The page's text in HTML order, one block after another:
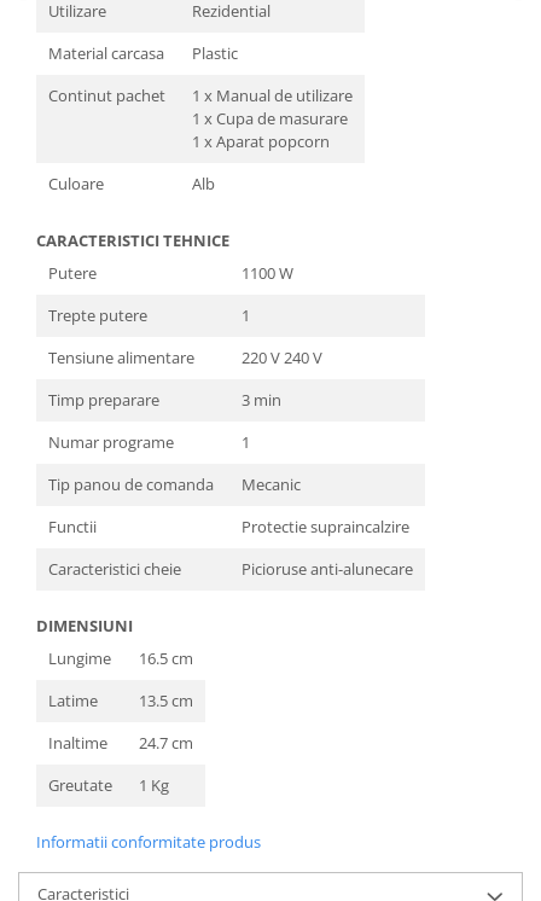
Utilizare
Rezidential
Material carcasa
Plastic
Continut pachet
1 x Manual de utilizare
1 x Cupa de masurare
1 x Aparat popcorn
Culoare
Alb
CARACTERISTICI TEHNICE
Putere
1100 W
Trepte putere
1
Tensiune alimentare
220 V 240 V
Timp preparare
3 min
Numar programe
1
Tip panou de comanda
Mecanic
Functii
Protectie supraincalzire
Caracteristici cheie
Picioruse anti-alunecare
DIMENSIUNI
Lungime
16.5 cm
Latime
13.5 cm
Inaltime
24.7 cm
Greutate
1 Kg
Informatii conformitate produs
Caracteristici